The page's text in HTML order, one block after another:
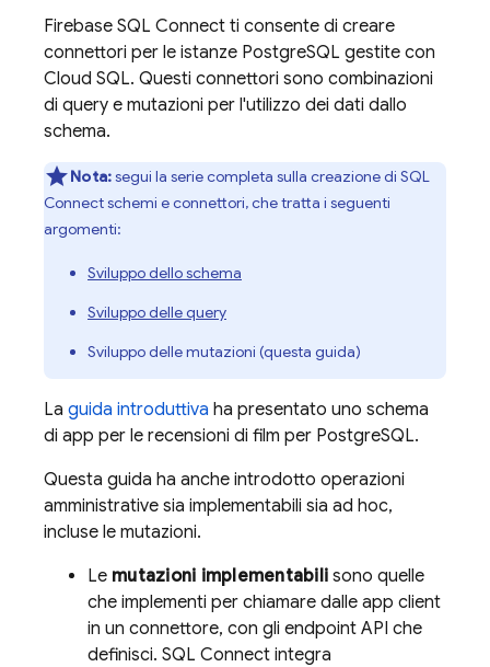
Firebase SQL Connect ti consente di creare
connettori per le istanze PostgreSQL gestite con
Cloud SQL. Questi connettori sono combinazioni
di query e mutazioni per l'utilizzo dei dati dallo
schema.
Nota:segui la serie completa sulla creazione diSQL
Connectschemi e connettori, che tratta i seguenti
argomenti:
Sviluppo dello schema
Sviluppo delle query
Sviluppo delle mutazioni (questa guida)
La guida introduttiva ha presentato uno schema
di app per le recensioni di film per PostgreSQL.
Questa guida ha anche introdotto operazioni
amministrative sia implementabili sia ad hoc,
incluse le mutazioni.
Le mutazioni implementabili sono quelle
che implementi per chiamare dalle app client
in un connettore, con gli endpoint API che
definisci. SQL Connect integra